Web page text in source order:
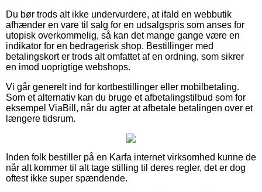
Du bør trods alt ikke undervurdere, at ifald en webbutik
afhænder en vare til salg for en udsalgspris som anses for
utopisk overkommelig, så kan det mange gange være en
indikator for en bedragerisk shop. Bestillinger med
betalingskort er trods alt omfattet af en ordning, som sikrer
en imod uoprigtige webshops.
Vi går generelt ind for kortbestillinger eller mobilbetaling.
Som et alternativ kan du bruge et afbetalingstilbud som for
eksempel ViaBill, når du agter at afbetale betalingen over et
længere tidsrum.
Inden folk bestiller på en Karfa internet virksomhed kunne de
når alt kommer til alt tage stilling til deres regler, det er dog
oftest ikke super spændende.